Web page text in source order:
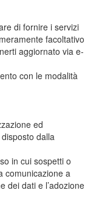
di fornire i servizi
facoltativo
aggiornato via e-
con le modalità
ed
dalla
in cui sospetti o
comunicazione a
dei dati e l’adozione